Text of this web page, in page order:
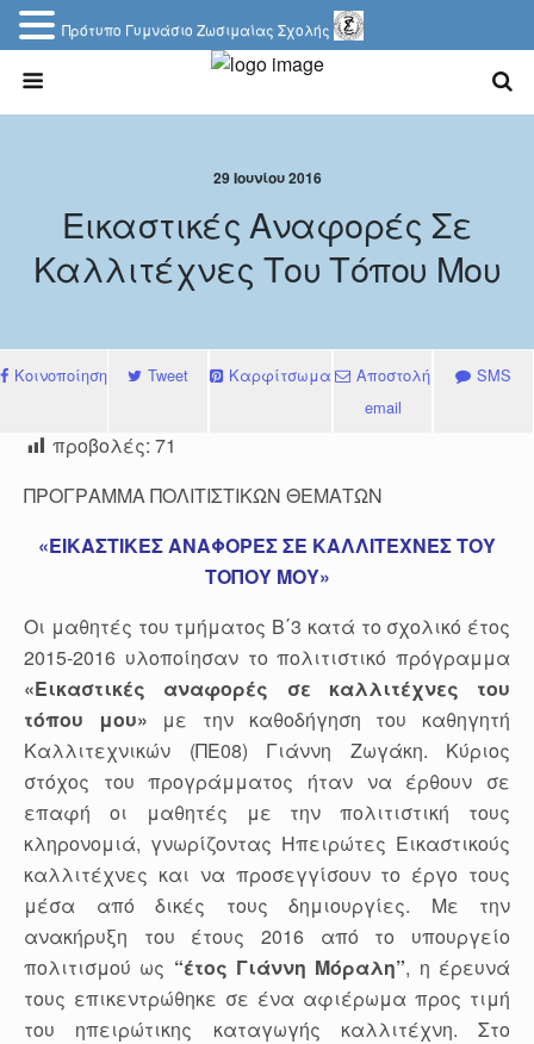
29 Ιουνίου 2016
Εικαστικές Αναφορές Σε
Καλλιτέχνες Του Τόπου Μου
Κοινοποίηση Tweet Καρφίτσωμα
Αποστολή
email
SMS
προβολές: 71
ΠΡΟΓΡΑΜΜΑ ΠΟΛΙΤΙΣΤΙΚΩΝ ΘΕΜΑΤΩΝ
«ΕΙΚΑΣΤΙΚΕΣ ΑΝΑΦΟΡΕΣ ΣΕ ΚΑΛΛΙΤΕΧΝΕΣ ΤΟΥ
ΤΟΠΟΥ ΜΟΥ»
Οι μαθητές του τμήματος Β΄3 κατά το σχολικό έτος
2015-2016 υλοποίησαν το πολιτιστικό πρόγραμμα
«Εικαστικές αναφορές σε καλλιτέχνες του
τόπου μου» με την καθοδήγηση του καθηγητή
Καλλιτεχνικών (ΠΕ08) Γιάννη Ζωγάκη. Κύριος
στόχος του προγράμματος ήταν να έρθουν σε
επαφή οι μαθητές με την πολιτιστική τους
κληρονομιά, γνωρίζοντας Ηπειρώτες Εικαστικούς
καλλιτέχνες και να προσεγγίσουν το έργο τους
μέσα από δικές τους δημιουργίες. Με την
ανακήρυξη του έτους 2016 από το υπουργείο
πολιτισμού ως “έτος Γιάννη Μόραλη”, η έρευνά
τους επικεντρώθηκε σε ένα αφιέρωμα προς τιμή
του ηπειρώτικης καταγωγής καλλιτέχνη. Στο
Πρότυπο Γυμνάσιο Ζωσιμαίας Σχολής